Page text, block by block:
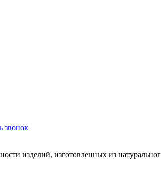
звонок
изделий, изготовленных из